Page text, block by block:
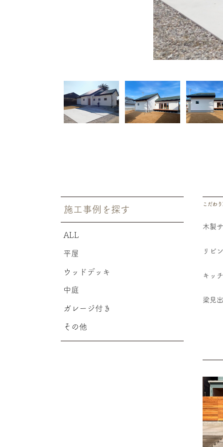
施工事例を探す
ALL
平屋
ウッドデッキ
中庭
ガレージ付き
その他
こだわ
木製
リビ
キッ
梁見